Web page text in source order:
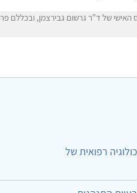
האישי של ד"ר גרשום גבירצמן, ובכללם
רפואית של